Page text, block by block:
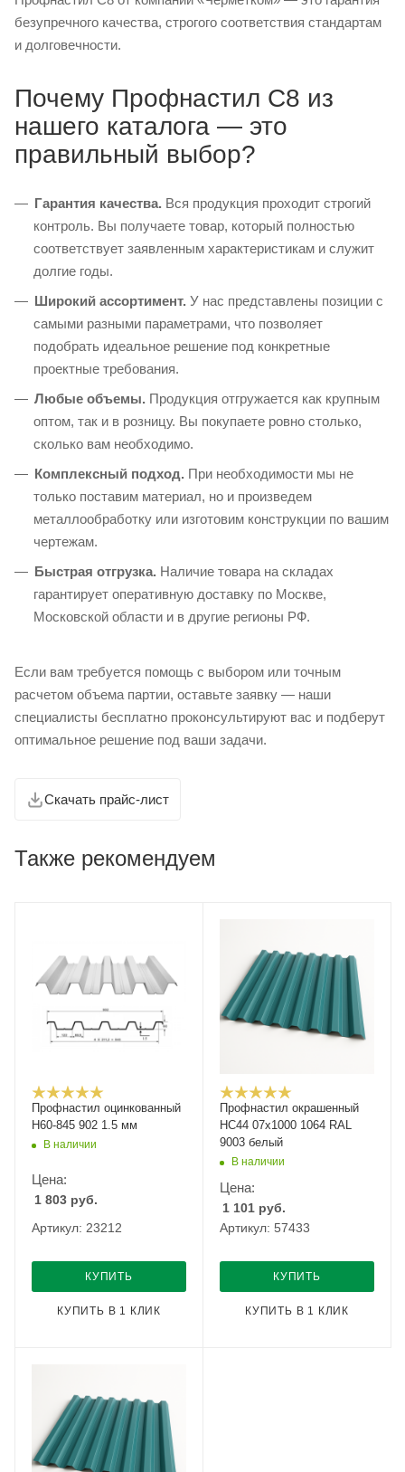
безупречного качества, строгого соответствия стандартам
и долговечности.
Почему Профнастил С8 из
нашего каталога — это
правильный выбор?
Гарантия качества. Вся продукция проходит строгий
контроль. Вы получаете товар, который полностью
соответствует заявленным характеристикам и служит
долгие годы.
Широкий ассортимент. У нас представлены позиции с
самыми разными параметрами, что позволяет
подобрать идеальное решение под конкретные
проектные требования.
Любые объемы. Продукция отгружается как крупным
оптом, так и в розницу. Вы покупаете ровно столько,
сколько вам необходимо.
Комплексный подход. При необходимости мы не
только поставим материал, но и произведем
металлообработку или изготовим конструкции по вашим
чертежам.
Быстрая отгрузка. Наличие товара на складах
гарантирует оперативную доставку по Москве,
Московской области и в другие регионы РФ.
Если вам требуется помощь с выбором или точным
расчетом объема партии, оставьте заявку — наши
специалисты бесплатно проконсультируют вас и подберут
оптимальное решение под ваши задачи.
Скачать прайс-лист
Также рекомендуем
Профнастил оцинкованный
Н60-845 902 1.5 мм
В наличии
Цена:
1 803 руб.
Артикул: 23212
КУПИТЬ
КУПИТЬ В 1 КЛИК
Профнастил окрашенный
НС44 07х1000 1064 RAL
9003 белый
В наличии
Цена:
1 101 руб.
Артикул: 57433
КУПИТЬ
КУПИТЬ В 1 КЛИК